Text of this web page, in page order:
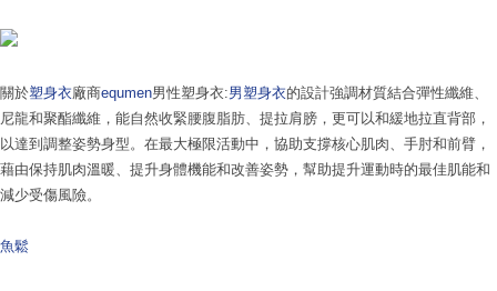
關於塑身衣廠商equmen男性塑身衣:男塑身衣的設計強調材質結合彈性纖維、
尼龍和聚酯纖維，能自然收緊腰腹脂肪、提拉肩膀，更可以和緩地拉直背部，
以達到調整姿勢身型。在最大極限活動中，協助支撐核心肌肉、手肘和前臂，
藉由保持肌肉溫暖、提升身體機能和改善姿勢，幫助提升運動時的最佳肌能和
減少受傷風險。
魚鬆